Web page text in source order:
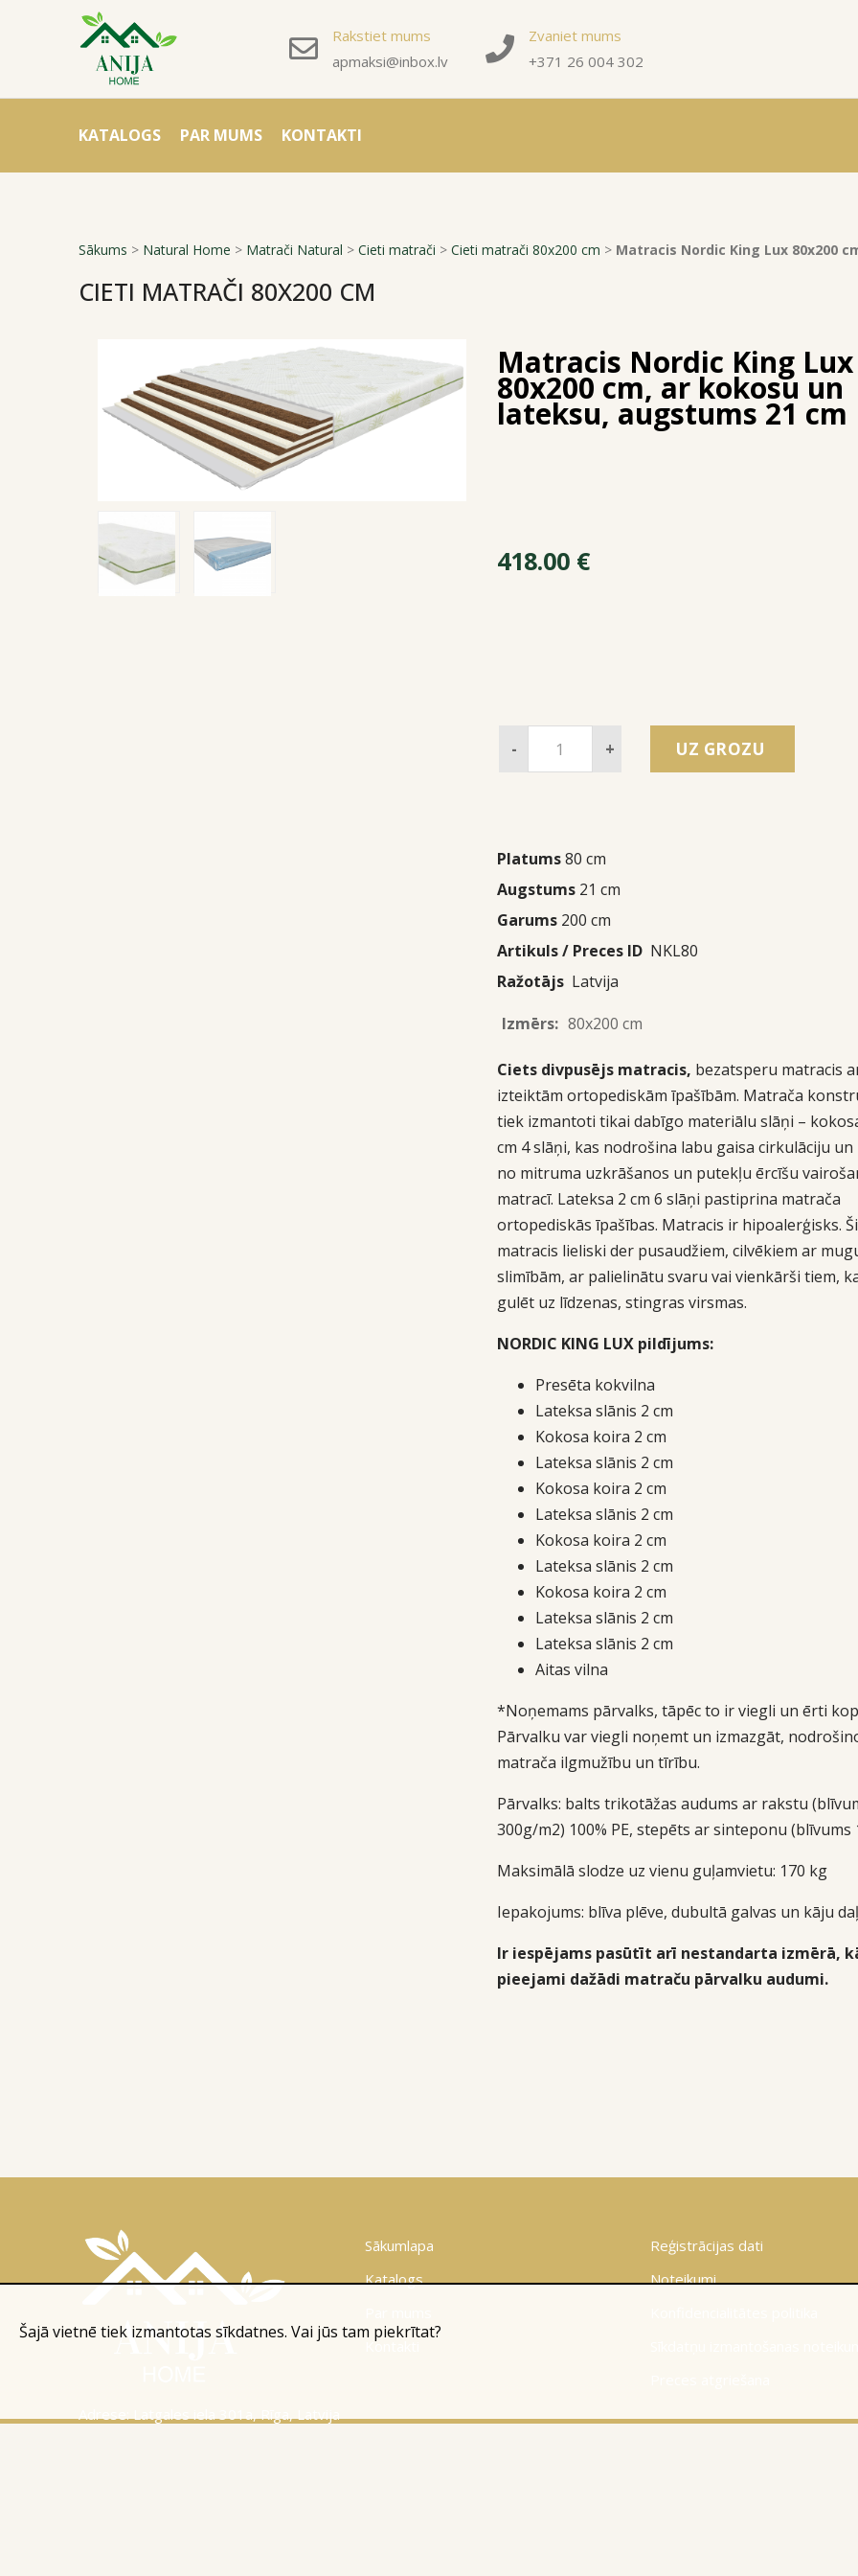
Rakstiet mums
apmaksi@inbox.lv
Zvaniet mums
+371 26 004 302
KATALOGS PAR MUMS KONTAKTI
Sākums > Natural Home > Matrači Natural > Cieti matrači > Cieti matrači 80x200 cm > Matracis Nordic King Lux 80x200
CIETI MATRAČI 80X200 CM
Matracis Nordic King Lux
80x200 cm, ar kokosu un
lateksu, augstums 21 cm
418.00 €
- + UZ GROZU
Platums 80 cm
Augstums 21 cm
Garums 200 cm
Artikuls / Preces ID NKL80
Ražotājs Latvija
Izmērs: 80x200 cm
Ciets divpusējs matracis, bezatsperu matracis
izteiktām ortopediskām īpašībām. Matrača
tiek izmantoti tikai dabīgo materiālu slāņi –
cm 4 slāņi, kas nodrošina labu gaisa cirkulāciju
no mitruma uzkrāšanos un putekļu ērcīšu
matracī. Lateksa 2 cm 6 slāņi pastiprina matrača
ortopediskās īpašības. Matracis ir hipoalerģisks.
matracis lieliski der pusaudžiem, cilvēkiem ar
slimībām, ar palielinātu svaru vai vienkārši tiem,
gulēt uz līdzenas, stingras virsmas.
NORDIC KING LUX pildījums:
Presēta kokvilna
Lateksa slānis 2 cm
Kokosa koira 2 cm
Lateksa slānis 2 cm
Kokosa koira 2 cm
Lateksa slānis 2 cm
Kokosa koira 2 cm
Lateksa slānis 2 cm
Kokosa koira 2 cm
Lateksa slānis 2 cm
Lateksa slānis 2 cm
Aitas vilna
*Noņemams pārvalks, tāpēc to ir viegli un ērti
Pārvalku var viegli noņemt un izmazgāt,
matrača ilgmužību un tīrību.
Pārvalks: balts trikotāžas audums ar rakstu
300g/m2) 100% PE, stepēts ar sinteponu (blīvums
Maksimālā slodze uz vienu guļamvietu: 170 kg
Iepakojums: blīva plēve, dubultā galvas un kāju
Ir iespējams pasūtīt arī nestandarta izmērā,
pieejami dažādi matraču pārvalku audumi.
Sākumlapa
Katalogs
Kontakti
Reģistrācijas dati
Noteikumi
Šajā vietnē tiek izmantotas sīkdatnes. Vai jūs tam piekrītat?